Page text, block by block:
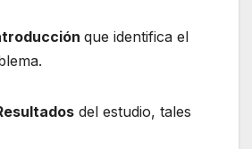
que identifica el
del estudio, tales